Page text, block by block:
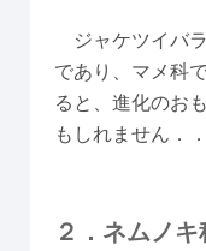
ジャケツイバ
であり、マメ科
ると、進化のお
もしれません．．
２．ネムノ